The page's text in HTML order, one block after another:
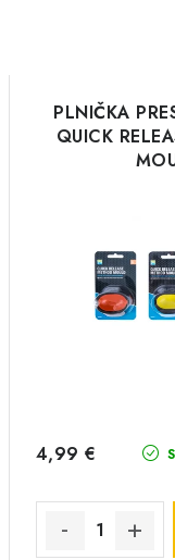
PLNIČKA
QUICK
4,99 €